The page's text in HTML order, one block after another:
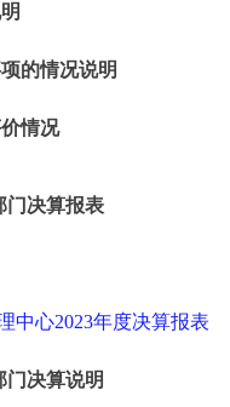
的情况说明
情况
决算报表
中心2023年度决算报表
决算说明